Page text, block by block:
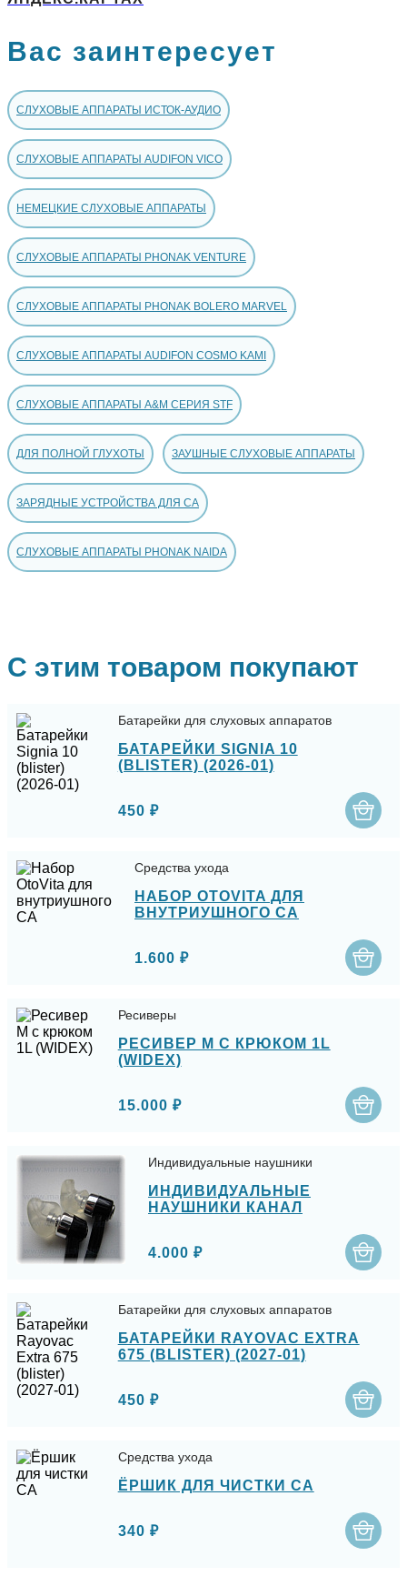
Вас заинтересует
СЛУХОВЫЕ АППАРАТЫ ИСТОК-АУДИО
СЛУХОВЫЕ АППАРАТЫ AUDIFON VICO
НЕМЕЦКИЕ СЛУХОВЫЕ АППАРАТЫ
СЛУХОВЫЕ АППАРАТЫ PHONAK VENTURE
СЛУХОВЫЕ АППАРАТЫ PHONAK BOLERO MARVEL
СЛУХОВЫЕ АППАРАТЫ AUDIFON COSMO KAMI
СЛУХОВЫЕ АППАРАТЫ A&M СЕРИЯ STF
ДЛЯ ПОЛНОЙ ГЛУХОТЫ ЗАУШНЫЕ СЛУХОВЫЕ АППАРАТЫ
ЗАРЯДНЫЕ УСТРОЙСТВА ДЛЯ СА
СЛУХОВЫЕ АППАРАТЫ PHONAK NAIDA
С этим товаром покупают
Батарейки для слуховых аппаратов
БАТАРЕЙКИ SIGNIA 10
(BLISTER) (2026-01)
450 ₽
Средства ухода
НАБОР OTOVITA ДЛЯ
ВНУТРИУШНОГО СА
1.600 ₽
Ресиверы
РЕСИВЕР M С КРЮКОМ 1L
(WIDEX)
15.000 ₽
Индивидуальные наушники
ИНДИВИДУАЛЬНЫЕ
НАУШНИКИ КАНАЛ
4.000 ₽
Батарейки для слуховых аппаратов
БАТАРЕЙКИ RAYOVAC EXTRA
675 (BLISTER) (2027-01)
450 ₽
Средства ухода
ЁРШИК ДЛЯ ЧИСТКИ СА
340 ₽